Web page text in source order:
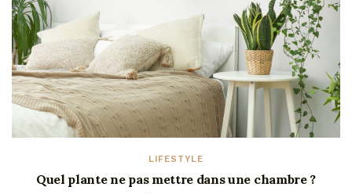
LIFESTYLE
Quel plante ne pas mettre dans une chambre ?